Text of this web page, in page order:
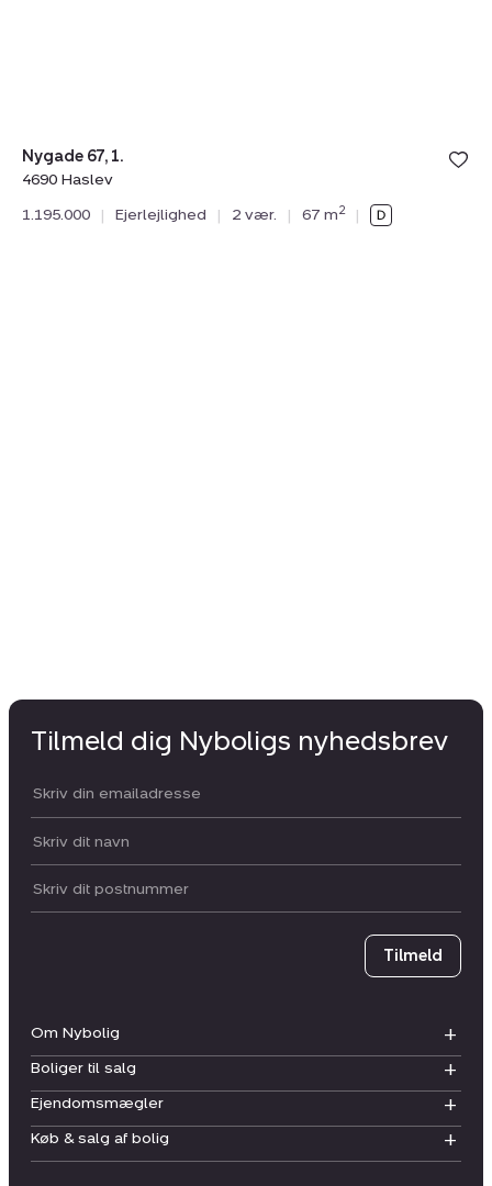
Nygade 67, 1.
4690 Haslev
1.195.000
| Ejerlejlighed | 2 vær. | 67 m2 |
Om Nybolig
Boliger til salg
Ejendomsmægler
Køb & salg af bolig
Tilmeld dig Nyboligs nyhedsbrev
Din email:
Dit navn:
Postnummer
Tilmeld